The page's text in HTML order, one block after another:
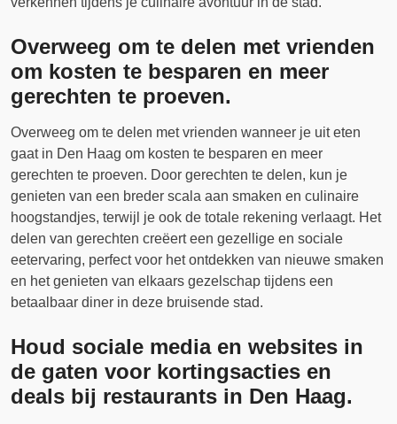
Overweeg om te delen met vrienden
om kosten te besparen en meer
gerechten te proeven.
Overweeg om te delen met vrienden wanneer je uit eten
gaat in Den Haag om kosten te besparen en meer
gerechten te proeven. Door gerechten te delen, kun je
genieten van een breder scala aan smaken en culinaire
hoogstandjes, terwijl je ook de totale rekening verlaagt. Het
delen van gerechten creëert een gezellige en sociale
eetervaring, perfect voor het ontdekken van nieuwe smaken
en het genieten van elkaars gezelschap tijdens een
betaalbaar diner in deze bruisende stad.
Houd sociale media en websites in
de gaten voor kortingsacties en
deals bij restaurants in Den Haag.